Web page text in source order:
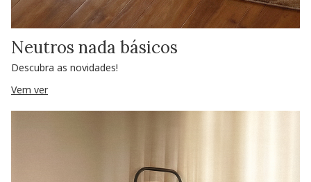
Neutros nada básicos
Descubra as novidades!
Vem ver